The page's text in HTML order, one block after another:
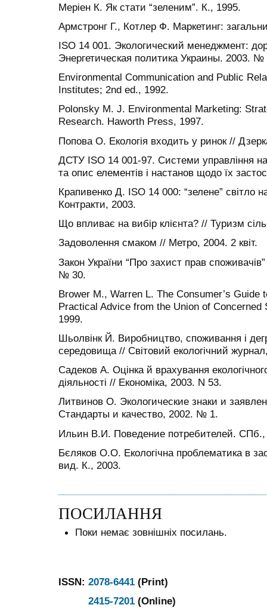
Меріен К. Як стати “зеленим”. К., 1995.
Армстронг Г., Котлер Ф. Маркетинг:
ISO 14 001. Экологический менеджмент:
Энергетическая политика Украины. 2003. №
Environmental Communication and Public
Institutes; 2nd ed., 1992.
Polonsky M. J. Environmental Marketing:
Research. Haworth Press, 1997.
Попова О. Екологія входить у ринок //
ДСТУ ISO 14 001-97. Системи управління
та опис елементів і настанов щодо їх
Крапивенко Д. ISO 14 000: “зелене” світло
Контракти, 2003.
Що впливає на вибір клієнта? // Туризм
Задоволення смаком // Метро, 2004. 2 квіт.
Закон України “Про захист прав
№ 30.
Brower M., Warren L. The Consumer’s
Practical Advice from the Union of
1999.
Шьолвінк Й. Виробництво, споживання і
середовища // Світовий екологічний
Садеков А. Оцінка й врахування
діяльності // Економіка, 2003. N 53.
Литвинов О. Экологические знаки и
Стандарты и качество, 2002. № 1.
Ильин В.И. Поведение потребителей. СПб.,
Бєляков О.О. Екологічна проблематика в
вид. К., 2003.
ПОСИЛАННЯ
Поки немає зовнішніх посилань.
ISSN: 2078-6441 (Print)
2415-7201 (Online)